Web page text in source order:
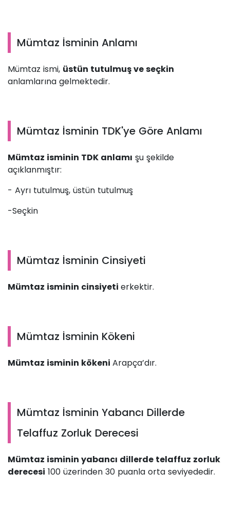
Mümtaz İsminin Anlamı
Mümtaz ismi, üstün tutulmuş ve seçkin
anlamlarına gelmektedir.
Mümtaz İsminin TDK'ye Göre Anlamı
Mümtaz isminin TDK anlamı şu şekilde
açıklanmıştır:
- Ayrı tutulmuş, üstün tutulmuş
-Seçkin
Mümtaz İsminin Cinsiyeti
Mümtaz isminin cinsiyeti erkektir.
Mümtaz İsminin Kökeni
Mümtaz isminin kökeni Arapça’dır.
Mümtaz İsminin Yabancı Dillerde
Telaffuz Zorluk Derecesi
Mümtaz isminin yabancı dillerde telaffuz zorluk
derecesi 100 üzerinden 30 puanla orta seviyededir.